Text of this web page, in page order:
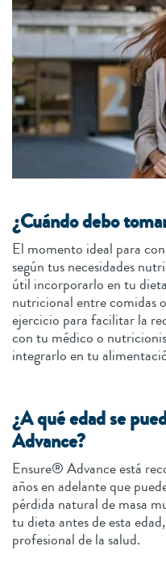
¿Cuándo debo
El momento ideal para
según tus necesidades
útil incorporarlo en tu
nutricional entre comidas
ejercicio para facilitar la
con tu médico o
integrarlo en tu
¿A qué edad se
Advance?
Ensure® Advance está
años en adelante que
pérdida natural de masa
tu dieta antes de esta
profesional de la salud.